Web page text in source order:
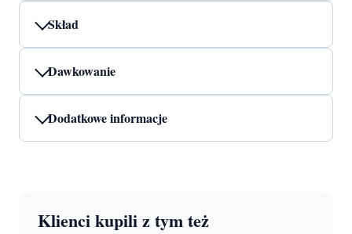
Skład
Dawkowanie
Dodatkowe informacje
Klienci kupili z tym też